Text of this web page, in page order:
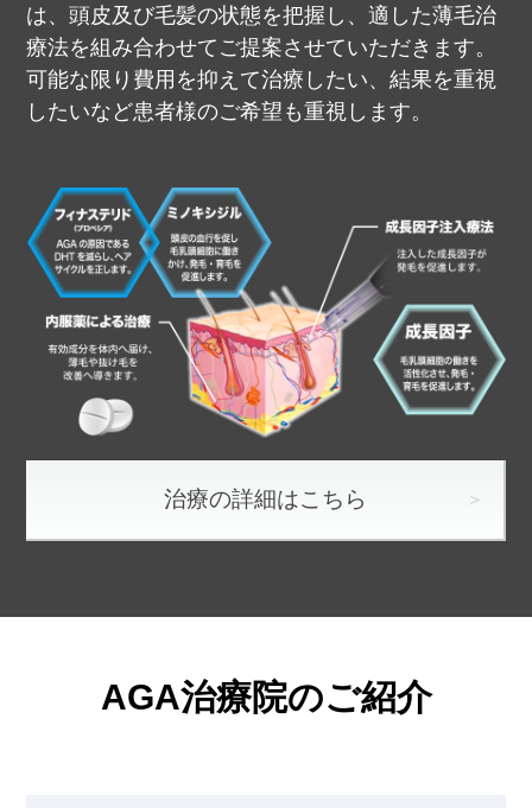
は、頭皮及び毛髪の状態を把握し、適した薄毛治
療法を組み合わせてご提案させていただきます。
可能な限り費用を抑えて治療したい、結果を重視
したいなど患者様のご希望も重視します。
治療の詳細はこちら
AGA治療院のご紹介